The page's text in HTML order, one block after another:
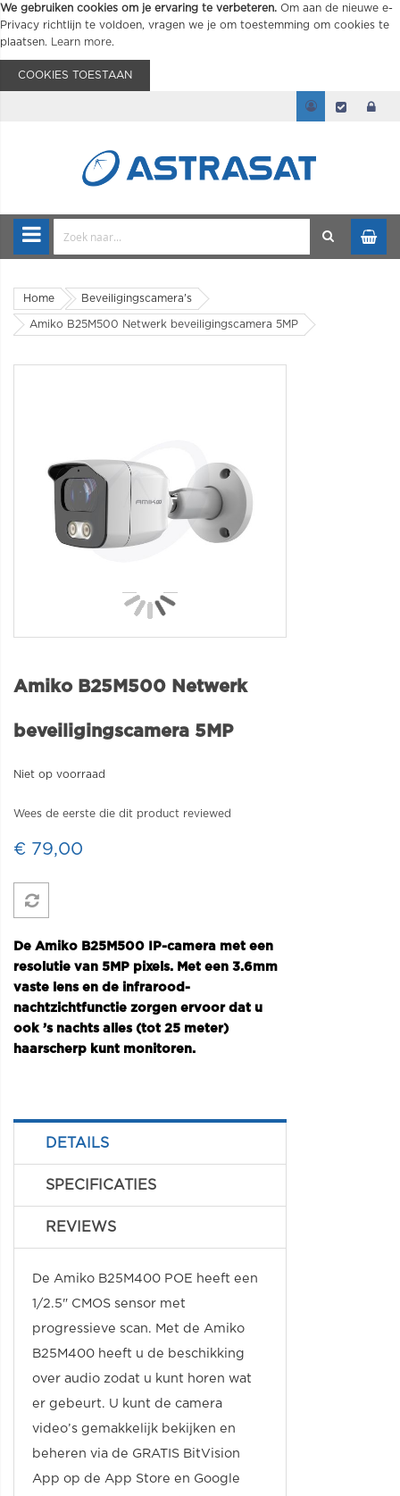
We gebruiken cookies om je ervaring te verbeteren. Om aan de nieuwe e-
Privacy richtlijn te voldoen, vragen we je om toestemming om cookies te
plaatsen.
Learn more.
COOKIES TOESTAAN
Home Beveiligingscamera's
Amiko B25M500 Netwerk beveiligingscamera 5MP
Amiko B25M500 Netwerk
beveiligingscamera 5MP
Niet op voorraad
Wees de eerste die dit product reviewed
€ 79,00
De Amiko B25M500 IP-camera met een
resolutie van 5MP pixels. Met een 3.6mm
vaste lens en de infrarood-
nachtzichtfunctie zorgen ervoor dat u
ook ’s nachts alles (tot 25 meter)
haarscherp kunt monitoren.
DETAILS
SPECIFICATIES
REVIEWS
De Amiko B25M400 POE heeft een
1/2.5" CMOS sensor met
progressieve scan. Met de Amiko
B25M400 heeft u de beschikking
over audio zodat u kunt horen wat
er gebeurt. U kunt de camera
video’s gemakkelijk bekijken en
beheren via de GRATIS BitVision
App op de App Store en Google